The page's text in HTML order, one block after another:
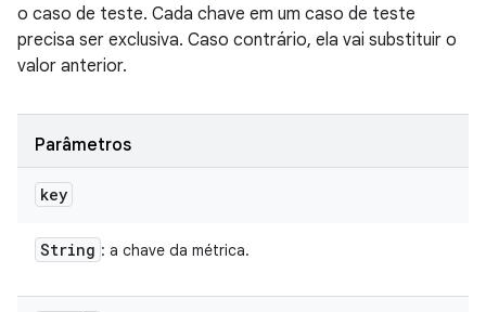
o caso de teste. Cada chave em um caso de teste
precisa ser exclusiva. Caso contrário, ela vai substituir o
valor anterior.
Parâmetros
key
String : a chave da métrica.